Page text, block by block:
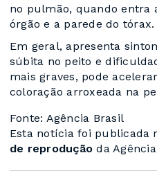
no pulmão, quando entra
órgão e a parede do tórax.
Em geral, apresenta
súbita no peito e
mais graves, pode
coloração arroxeada na
Fonte: Agência Brasil
Esta notícia foi publicada
de reprodução da